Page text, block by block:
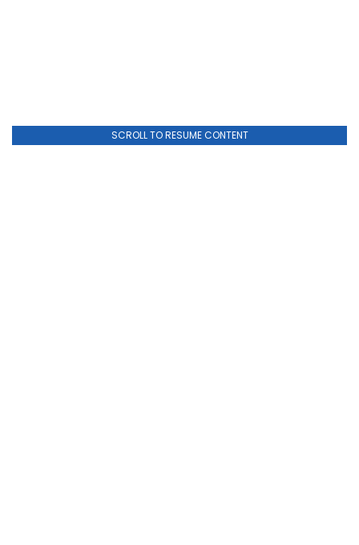
SCROLL TO RESUME CONTENT